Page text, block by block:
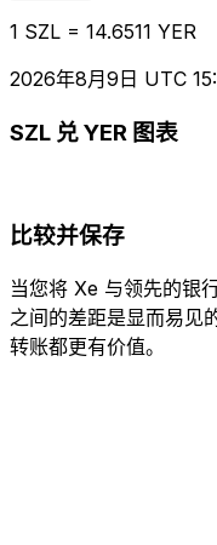
1 SZL = 14.6511 YER
2026年8月9日 UTC
SZL 兑 YER 图表
比较并保存
当您将 Xe 与领先的银
之间的差距是显而易见
转账都更有价值。